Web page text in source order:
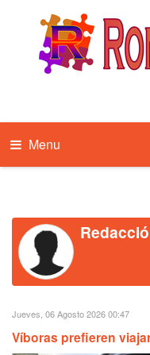
Menu
Jueves, 06 Agosto 2026 00:47
Víboras prefieren